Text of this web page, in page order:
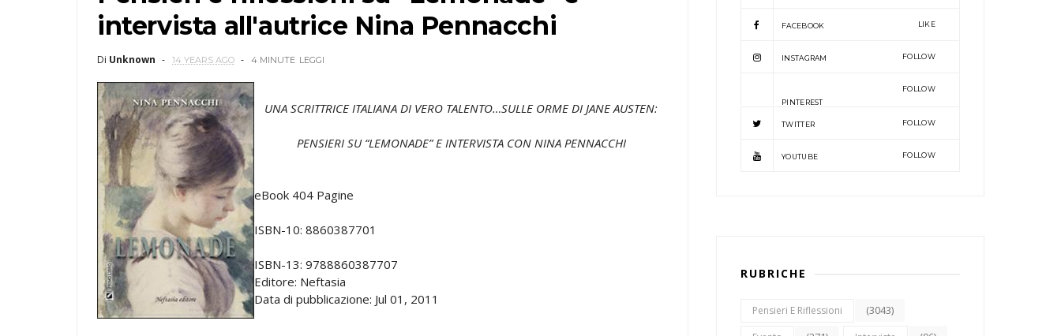
intervista all'autrice Nina Pennacchi
Di Unknown 14 YEARS AGO 4 MINUTE LEGGI
UNA SCRITTRICE ITALIANA DI VERO TALENTO…SULLE ORME DI JANE AUSTEN:
PENSIERI SU “LEMONADE” E INTERVISTA CON NINA PENNACCHI
eBook 404 Pagine
ISBN-10: 8860387701
ISBN-13: 9788860387707
Editore: Neftasia
Data di pubblicazione: Jul 01, 2011
FACEBOOK LIKE
INSTAGRAM FOLLOW
PINTEREST
FOLLOW
TWITTER FOLLOW
YOUTUBE FOLLOW
RUBRICHE
Pensieri E Riflessioni (3043)